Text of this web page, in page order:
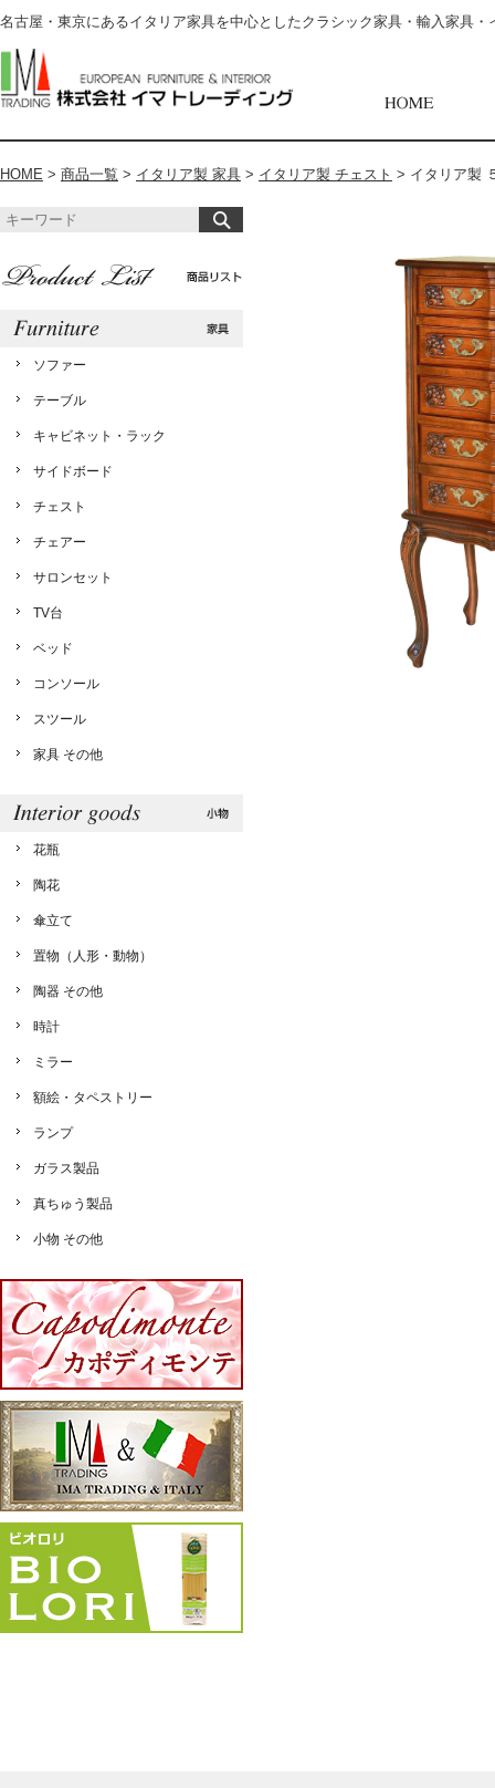
名古屋・東京にあるイタリア家具を中心としたクラシック家具・輸入家具
HOME > 商品一覧 > イタリア製 家具 > イタリア製 チェスト > イタリア製
ソファー
テーブル
キャビネット・ラック
サイドボード
チェスト
チェアー
サロンセット
TV台
ベッド
コンソール
スツール
家具 その他
花瓶
陶花
傘立て
置物（人形・動物）
陶器 その他
時計
ミラー
額絵・タペストリー
ランプ
ガラス製品
真ちゅう製品
小物 その他